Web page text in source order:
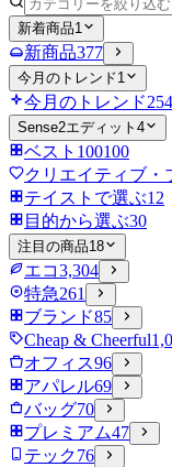
新着商品1
新商品377
今月のトレンド1
今月のトレンド254
Sense2エディット 4
ベスト100100
クリエイティブ・
テイストで選ぶ12
目的から選ぶ30
注目の商品18
エコ3,304
特急261
ブランド85
Cheap & Cheerful
オフィス96
アパレル69
バッグ70
プレミアム47
テック76